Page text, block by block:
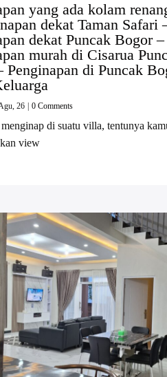
yang ada kolam
dekat Taman Safari
dekat Puncak Bogor –
murah di Cisarua
Penginapan di Puncak
26 0 Comments
di suatu villa, tentunya
view